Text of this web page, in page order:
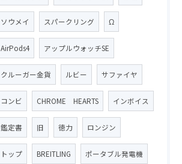
ソウメイ スパークリング Ω
AirPods4 アップルウォッチSE
クルーガー金貨 ルビー サファイヤ
コンビ CHROME HEARTS インボイス
鑑定書 旧 徳力 ロンジン
トップ BREITLING ポータブル発電機